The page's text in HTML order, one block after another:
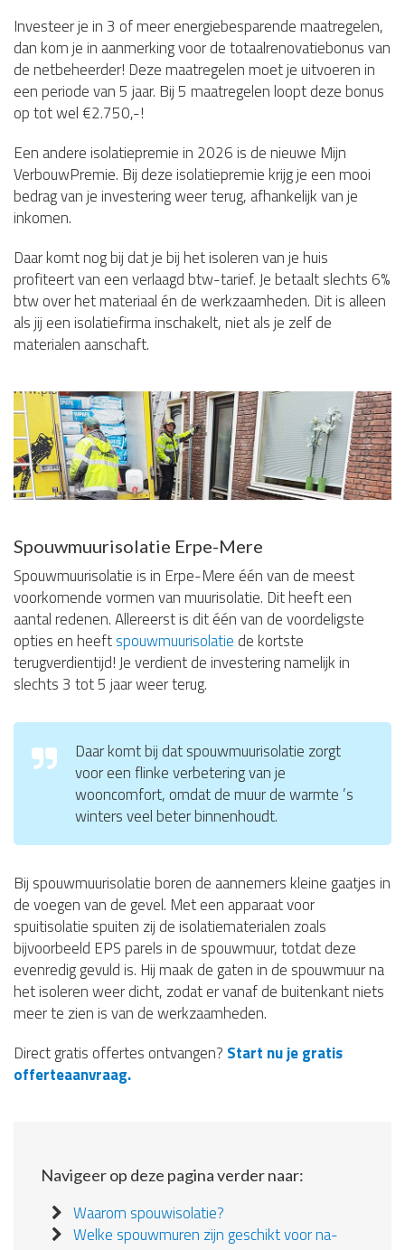
Investeer je in 3 of meer energiebesparende maatregelen,
dan kom je in aanmerking voor de totaalrenovatiebonus van
de netbeheerder! Deze maatregelen moet je uitvoeren in
een periode van 5 jaar. Bij 5 maatregelen loopt deze bonus
op tot wel €2.750,-!
Een andere isolatiepremie in 2026 is de nieuwe Mijn
VerbouwPremie. Bij deze isolatiepremie krijg je een mooi
bedrag van je investering weer terug, afhankelijk van je
inkomen.
Daar komt nog bij dat je bij het isoleren van je huis
profiteert van een verlaagd btw-tarief. Je betaalt slechts 6%
btw over het materiaal én de werkzaamheden. Dit is alleen
als jij een isolatiefirma inschakelt, niet als je zelf de
materialen aanschaft.
Spouwmuurisolatie Erpe-Mere
Spouwmuurisolatie is in Erpe-Mere één van de meest
voorkomende vormen van muurisolatie. Dit heeft een
aantal redenen. Allereerst is dit één van de voordeligste
opties en heeftspouwmuurisolatie de kortste
terugverdientijd! Je verdient de investering namelijk in
slechts 3 tot 5 jaar weer terug.
Daar komt bij dat spouwmuurisolatie zorgt
voor een flinke verbetering van je
wooncomfort, omdat de muur de warmte ’s
winters veel beter binnenhoudt.
Bij spouwmuurisolatie boren de aannemers kleine gaatjes in
de voegen van de gevel. Met een apparaat voor
spuitisolatie spuiten zij de isolatiematerialen zoals
bijvoorbeeld EPS parels in de spouwmuur, totdat deze
evenredig gevuld is. Hij maak de gaten in de spouwmuur na
het isoleren weer dicht, zodat er vanaf de buitenkant niets
meer te zien is van de werkzaamheden.
Direct gratis offertes ontvangen? Start nu je gratis
offerteaanvraag.
Navigeer op deze pagina verder naar:
Waarom spouwisolatie?
Welke spouwmuren zijn geschikt voor na-